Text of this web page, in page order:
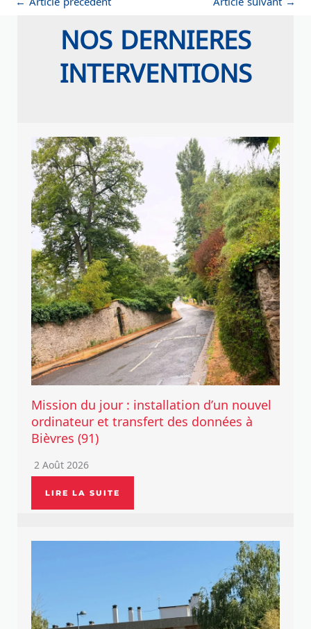
NOS DERNIERES
INTERVENTIONS
Mission du jour : installation d’un nouvel
ordinateur et transfert des données à
Bièvres (91)
2 Août 2026
LIRE LA SUITE